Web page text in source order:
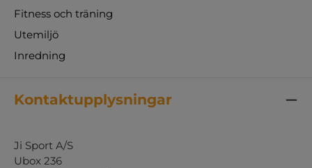
Fitness och träning
Utemiljö
Inredning
Kontaktupplysningar
Ji Sport A/S
Ubox 236